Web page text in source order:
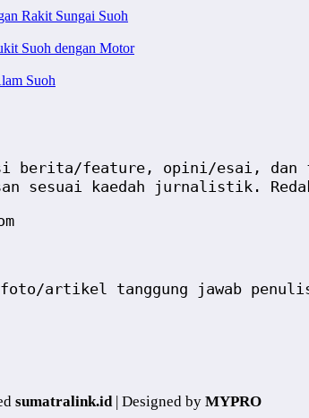
Rakit Sungai Suoh
Suoh dengan Motor
Suoh
berita/feature, opini/esai,
sesuai kaedah jurnalistik.
artikel tanggung jawab
sumatralink.id| Designed by MYPRO